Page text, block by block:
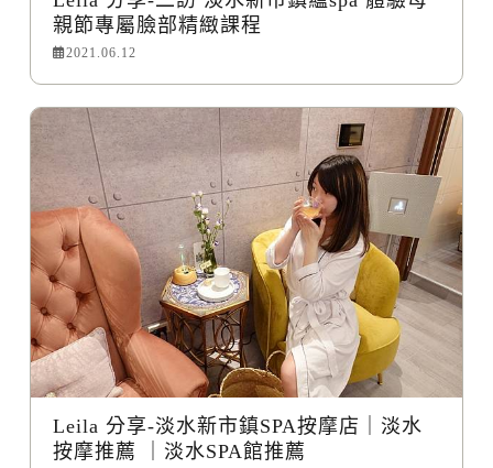
親節專屬臉部精緻課程
2021.06.12
Leila 分享-淡水新市鎮SPA按摩店｜淡水
按摩推薦 ｜淡水SPA館推薦